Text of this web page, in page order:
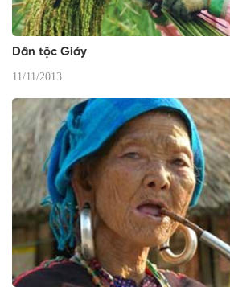
Dân tộc Giáy
11/11/2013